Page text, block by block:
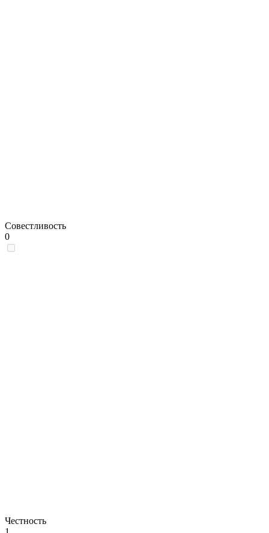
Совестливость
0
Честность